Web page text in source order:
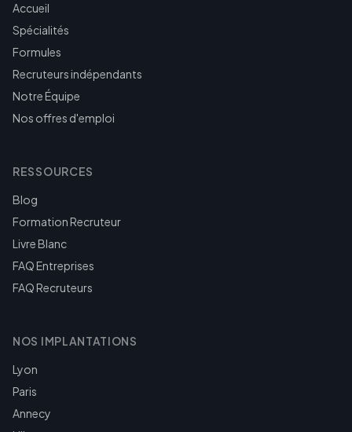
Accueil
Spécialités
Formules
Recruteurs indépendants
Notre Équipe
Nos offres d'emploi
RESSOURCES
Blog
Formation Recruteur
Livre Blanc
FAQ Entreprises
FAQ Recruteurs
NOS IMPLANTATIONS
Lyon
Paris
Annecy